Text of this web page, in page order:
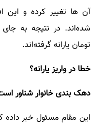
تومان یارانه گرفته‌اند.
خطا در واریز یارانه؟
دهک بندی خانوار شناور
این مقام مسئول خبر